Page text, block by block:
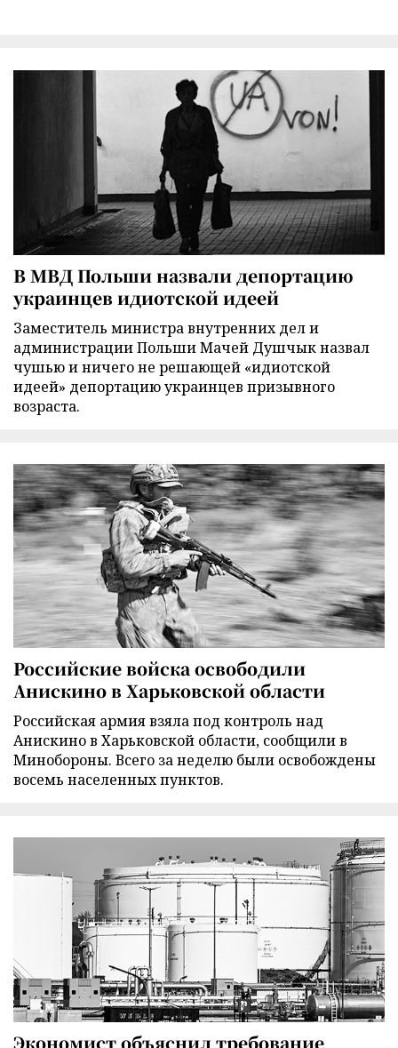
В МВД Польши назвали депортацию
украинцев идиотской идеей
Заместитель министра внутренних дел и
администрации Польши Мачей Душчык назвал
чушью и ничего не решающей «идиотской
идеей» депортацию украинцев призывного
возраста.
Российские войска освободили
Анискино в Харьковской области
Российская армия взяла под контроль над
Анискино в Харьковской области, сообщили в
Минобороны. Всего за неделю были освобождены
восемь населенных пунктов.
Экономист объяснил требование